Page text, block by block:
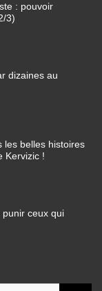
: pouvoir
3)
dizaines au
les belles histoires
Kervizic !
ceux qui